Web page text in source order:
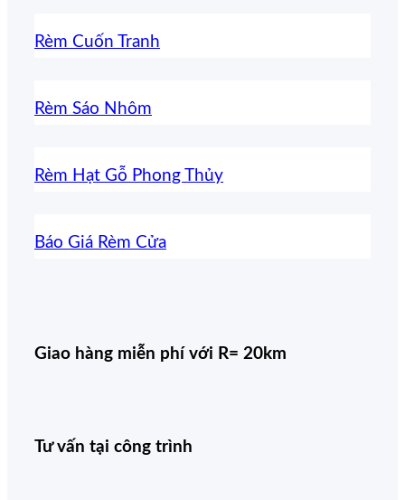
Rèm Cuốn Tranh
Rèm Sáo Nhôm
Rèm Hạt Gỗ Phong Thủy
Báo Giá Rèm Cửa
Giao hàng miễn phí với R= 20km
Tư vấn tại công trình